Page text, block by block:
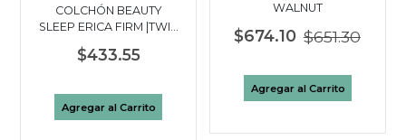
COLCHÓN BEAUTY
SLEEP ERICA FIRM |TWIN
1½ PLAZAS
$433.55
Agregar al Carrito
WALNUT
$674.10 $651.30
Agregar al Carrito